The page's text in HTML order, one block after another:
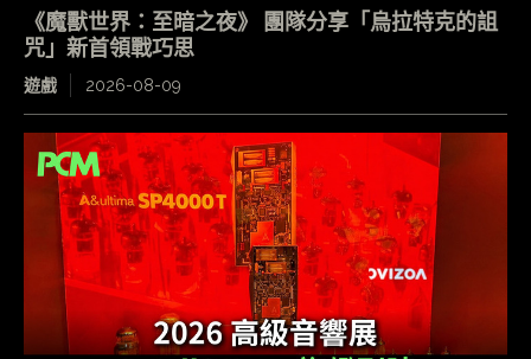
《魔獸世界：至暗之夜》 團隊分享「烏拉特克的詛
咒」新首領戰巧思
遊戲 2026-08-09